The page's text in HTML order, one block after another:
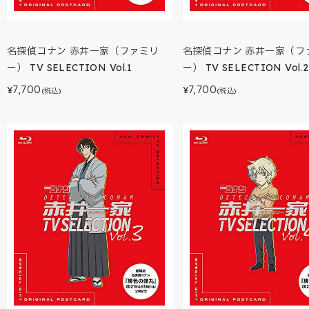
名探偵コナン 赤井一家（ファミリ
ー） TV SELECTION Vol.1
¥7,700 (税込)
名探偵コナン 赤井一家（フ
ー） TV SELECTION Vol.2
¥7,700(税込)